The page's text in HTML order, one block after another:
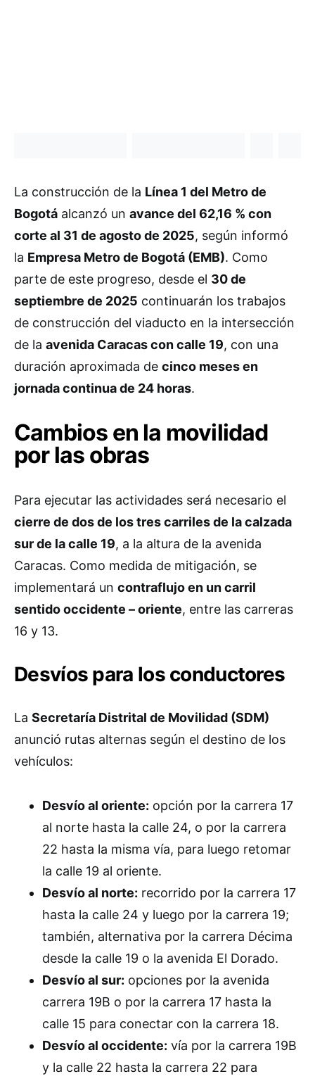
La construcción de la Línea 1 del Metro de
Bogotá alcanzó un avance del 62,16 % con
corte al 31 de agosto de 2025, según informó
la Empresa Metro de Bogotá (EMB). Como
parte de este progreso, desde el 30 de
septiembre de 2025 continuarán los trabajos
de construcción del viaducto en la intersección
de la avenida Caracas con calle 19, con una
duración aproximada de cinco meses en
jornada continua de 24 horas.
Cambios en la movilidad
por las obras
Para ejecutar las actividades será necesario el
cierre de dos de los tres carriles de la calzada
sur de la calle 19, a la altura de la avenida
Caracas. Como medida de mitigación, se
implementará un contraflujo en un carril
sentido occidente – oriente, entre las carreras
16 y 13.
Desvíos para los conductores
La Secretaría Distrital de Movilidad (SDM)
anunció rutas alternas según el destino de los
vehículos:
Desvío al oriente: opción por la carrera 17
al norte hasta la calle 24, o por la carrera
22 hasta la misma vía, para luego retomar
la calle 19 al oriente.
Desvío al norte: recorrido por la carrera 17
hasta la calle 24 y luego por la carrera 19;
también, alternativa por la carrera Décima
desde la calle 19 o la avenida El Dorado.
Desvío al sur: opciones por la avenida
carrera 19B o por la carrera 17 hasta la
calle 15 para conectar con la carrera 18.
Desvío al occidente: vía por la carrera 19B
y la calle 22 hasta la carrera 22 para